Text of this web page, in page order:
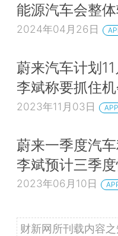
能源汽车会整
2024年04月26日
蔚来汽车计划
李斌称要抓住
2023年11月03日
蔚来一季度汽
李斌预计三季
2023年06月10日
财新网所刊载内容